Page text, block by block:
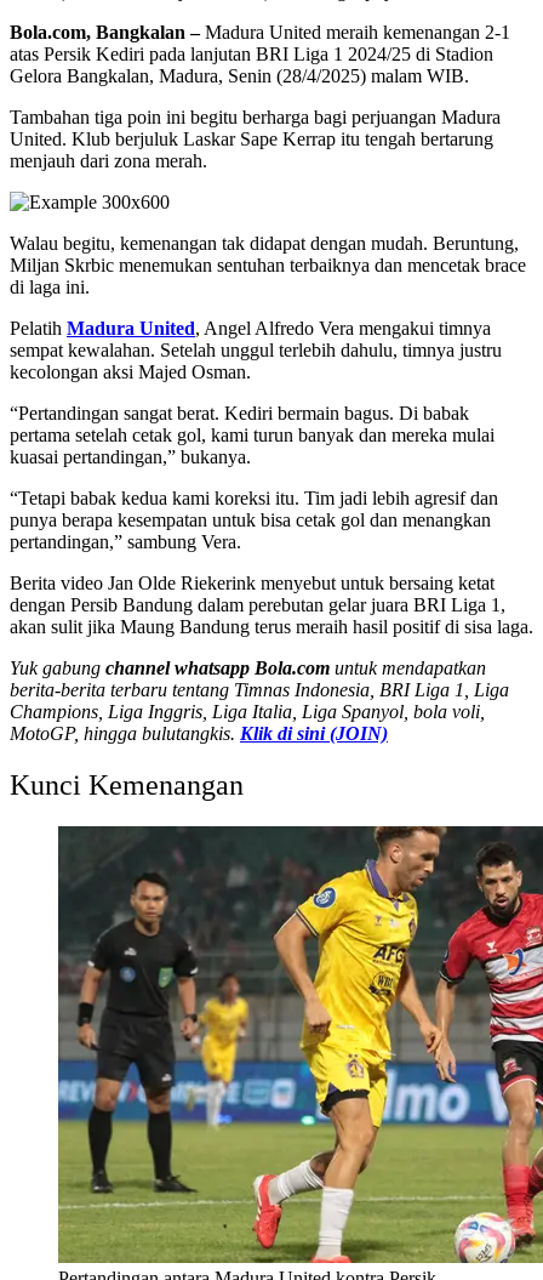
Bola.com, Bangkalan –Madura United meraih kemenangan 2-1
atas Persik Kediri pada lanjutan BRI Liga 1 2024/25 di Stadion
Gelora Bangkalan, Madura, Senin (28/4/2025) malam WIB.
Tambahan tiga poin ini begitu berharga bagi perjuangan Madura
United. Klub berjuluk Laskar Sape Kerrap itu tengah bertarung
menjauh dari zona merah.
Walau begitu, kemenangan tak didapat dengan mudah. Beruntung,
Miljan Skrbic menemukan sentuhan terbaiknya dan mencetak brace
di laga ini.
Pelatih Madura United, Angel Alfredo Vera mengakui timnya
sempat kewalahan. Setelah unggul terlebih dahulu, timnya justru
kecolongan aksi Majed Osman.
“Pertandingan sangat berat. Kediri bermain bagus. Di babak
pertama setelah cetak gol, kami turun banyak dan mereka mulai
kuasai pertandingan,” bukanya.
“Tetapi babak kedua kami koreksi itu. Tim jadi lebih agresif dan
punya berapa kesempatan untuk bisa cetak gol dan menangkan
pertandingan,” sambung Vera.
Berita video Jan Olde Riekerink menyebut untuk bersaing ketat
dengan Persib Bandung dalam perebutan gelar juara BRI Liga 1,
akan sulit jika Maung Bandung terus meraih hasil positif di sisa laga.
Yuk gabung channel whatsapp Bola.com untuk mendapatkan
berita-berita terbaru tentang Timnas Indonesia, BRI Liga 1, Liga
Champions, Liga Inggris, Liga Italia, Liga Spanyol, bola voli,
MotoGP, hingga bulutangkis. Klik di sini (JOIN)
Kunci Kemenangan